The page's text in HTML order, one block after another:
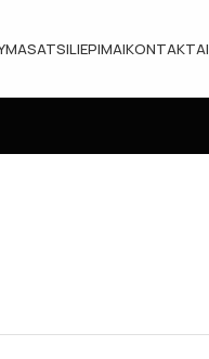
ATSILIEPIMAIKONTAKTAI